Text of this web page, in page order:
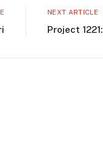
NEXT ARTICLE
Project